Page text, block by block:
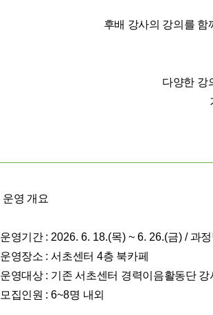
후배 강사의 강의를 함
다양한 강
운영 개요
운영기간 : 2026. 6. 18.(목) ~ 6. 26.(금) /과
운영장소 :서초센터 4층 북카페
운영대상 : 기존 서초센터 경력이음활동단 강
모집인원 : 6~8명 내외